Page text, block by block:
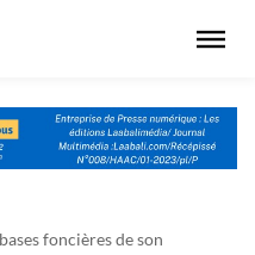
foncières de son